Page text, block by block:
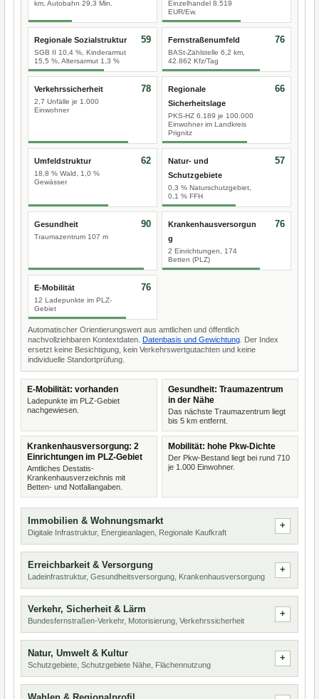
km, Autobahn 29,3 Min.
Einzelhandel 8.519
EUR/Ew.
Regionale Sozialstruktur
SGB II 10,4 %, Kinderarmut
15,5 %, Altersarmut 1,3 %
59 Fernstraßenumfeld
BASt-Zählstelle 6,2 km,
42.862 Kfz/Tag
76
Verkehrssicherheit
2,7 Unfälle je 1.000
Einwohner
78
Regionale
Sicherheitslage
PKS-HZ 6.189 je 100.000
Einwohner im Landkreis
Prignitz
66
Umfeldstruktur
18,8 % Wald, 1,0 %
Gewässer
62
Natur- und
Schutzgebiete
0,3 % Naturschutzgebiet,
0,1 % FFH
57
Gesundheit
Traumazentrum 107 m
90
Krankenhausversorgun
g
2 Einrichtungen, 174
Betten (PLZ)
76
E-Mobilität
12 Ladepunkte im PLZ-
Gebiet
76
Automatischer Orientierungswert aus amtlichen und öffentlich
nachvollziehbaren Kontextdaten. Datenbasis und Gewichtung . Der Index
ersetzt keine Besichtigung, kein Verkehrswertgutachten und keine
individuelle Standortprüfung.
E-Mobilität: vorhanden
Ladepunkte im PLZ-Gebiet
nachgewiesen.
Gesundheit: Traumazentrum
in der Nähe
Das nächste Traumazentrum liegt
bis 5 km entfernt.
Krankenhausversorgung: 2
Einrichtungen im PLZ-Gebiet
Amtliches Destatis-
Krankenhausverzeichnis mit
Betten- und Notfallangaben.
Mobilität: hohe Pkw-Dichte
Der Pkw-Bestand liegt bei rund 710
je 1.000 Einwohner.
Immobilien & Wohnungsmarkt
Digitale Infrastruktur, Energieanlagen, Regionale Kaufkraft
Erreichbarkeit & Versorgung
Ladeinfrastruktur, Gesundheitsversorgung, Krankenhausversorgung
Verkehr, Sicherheit & Lärm
Bundesfernstraßen-Verkehr, Motorisierung, Verkehrssicherheit
Natur, Umwelt & Kultur
Schutzgebiete, Schutzgebiete Nähe, Flächennutzung